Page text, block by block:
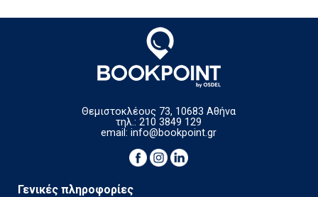
Θεμιστοκλέους 73, 10683 Αθήνα
τηλ.: 210 3849 129
email:info@bookpoint.gr
Γενικές πληροφορίες